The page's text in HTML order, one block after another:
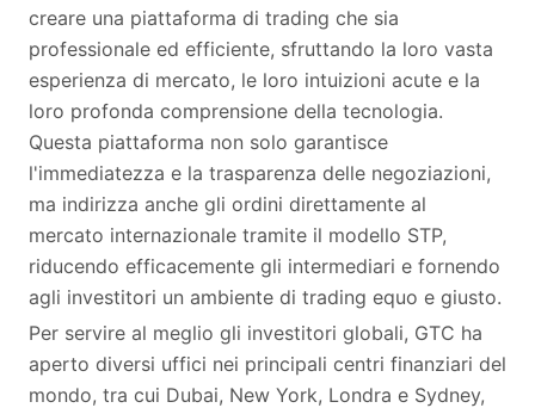
creare una piattaforma di trading che sia
professionale ed efficiente, sfruttando la loro vasta
esperienza di mercato, le loro intuizioni acute e la
loro profonda comprensione della tecnologia.
Questa piattaforma non solo garantisce
l'immediatezza e la trasparenza delle negoziazioni,
ma indirizza anche gli ordini direttamente al
mercato internazionale tramite il modello STP,
riducendo efficacemente gli intermediari e fornendo
agli investitori un ambiente di trading equo e giusto.
Per servire al meglio gli investitori globali, GTC ha
aperto diversi uffici nei principali centri finanziari del
mondo, tra cui Dubai, New York, Londra e Sydney,